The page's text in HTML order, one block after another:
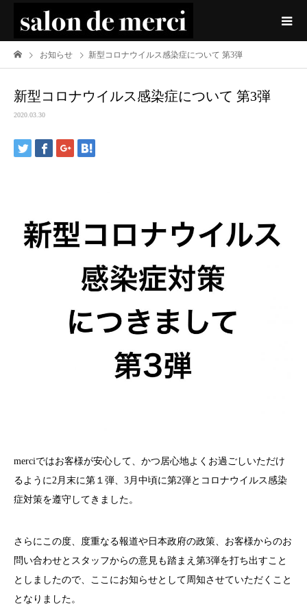
お知らせ 新型コロナウイルス感染症について 第3弾
新型コロナウイルス感染症について 第3弾
2020.03.30
merciではお客様が安心して、かつ居心地よくお過ごしいただけ
るように2月末に第１弾、3月中頃に第2弾とコロナウイルス感染
症対策を遵守してきました。
さらにこの度、度重なる報道や日本政府の政策、お客様からのお
問い合わせとスタッフからの意見も踏まえ第3弾を打ち出すこと
としましたので、ここにお知らせとして周知させていただくこと
となりました。